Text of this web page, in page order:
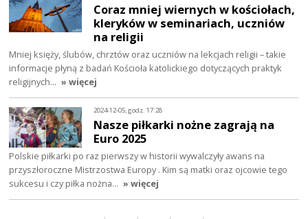
Coraz mniej wiernych w kościołach,
kleryków w seminariach, uczniów
na religii
Mniej księży, ślubów, chrztów oraz uczniów na lekcjach religii – takie
informacje płyną z badań Kościoła katolickiego dotyczących praktyk
religijnych… » więcej
2024-12-05, godz. 17:28
Nasze piłkarki nożne zagrają na
Euro 2025
Polskie piłkarki po raz pierwszy w historii wywalczyły awans na
przyszłoroczne Mistrzostwa Europy . Kim są matki oraz ojcowie tego
sukcesu i czy piłka nożna… » więcej